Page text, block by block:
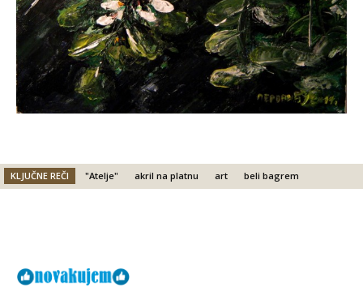
KLJUČNE REČI "Atelje" akril na platnu art beli bagrem